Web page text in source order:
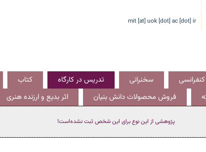
mit [at] uok [dot] ac [dot] ir
سخنرانی تدریس در کارگاه کتاب
فروش محصولات دانش بنیان اثر بدیع و ارزنده هنری
پژوهشی از این نوع برای این شخص ثبت نشده‌است!